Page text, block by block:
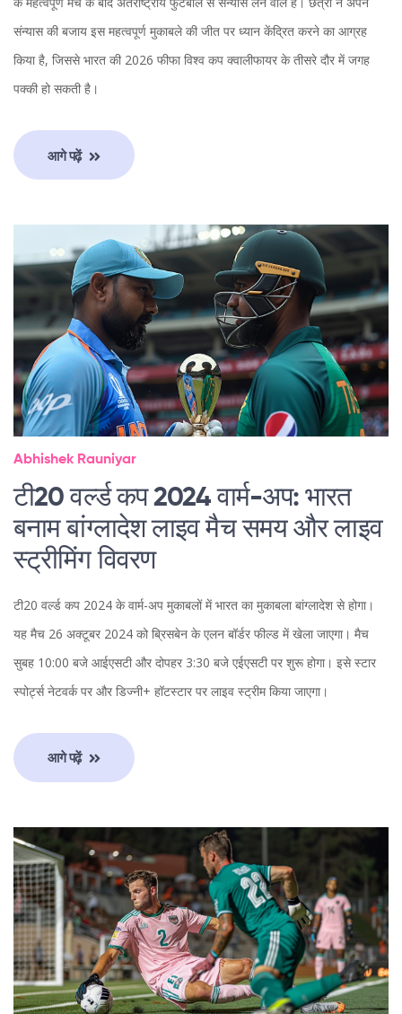
संन्यास की बजाय इस महत्वपूर्ण मुकाबले की जीत पर ध्यान केंद्रित करने का आग्रह
किया है, जिससे भारत की 2026 फीफा विश्व कप क्वालीफायर के तीसरे दौर में जगह
पक्की हो सकती है।
आगे पढ़ें
Abhishek Rauniyar
टी20 वर्ल्ड कप 2024 वार्म-अप: भारत
बनाम बांग्लादेश लाइव मैच समय और लाइव
स्ट्रीमिंग विवरण
टी20 वर्ल्ड कप 2024 के वार्म-अप मुकाबलों में भारत का मुकाबला बांग्लादेश से होगा।
यह मैच 26 अक्टूबर 2024 को ब्रिसबेन के एलन बॉर्डर फील्ड में खेला जाएगा। मैच
सुबह 10:00 बजे आईएसटी और दोपहर 3:30 बजे एईएसटी पर शुरू होगा। इसे स्टार
स्पोर्ट्स नेटवर्क पर और डिज्नी+ हॉटस्टार पर लाइव स्ट्रीम किया जाएगा।
आगे पढ़ें